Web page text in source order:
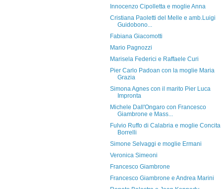
Innocenzo Cipolletta e moglie Anna
Cristiana Paoletti del Melle e amb.Luigi
Guidobono...
Fabiana Giacomotti
Mario Pagnozzi
Marisela Federici e Raffaele Curi
Pier Carlo Padoan con la moglie Maria
Grazia
Simona Agnes con il marito Pier Luca
Impronta
Michele Dall'Ongaro con Francesco
Giambrone e Mass...
Fulvio Ruffo di Calabria e moglie Concita
Borrelli
Simone Selvaggi e moglie Ermani
Veronica Simeoni
Francesco Giambrone
Francesco Giambrone e Andrea Marini